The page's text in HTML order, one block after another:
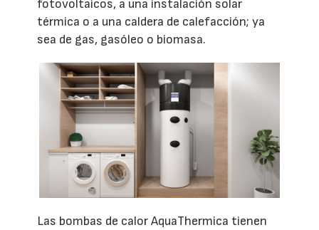
fotovoltaicos, a una instalación solar
térmica o a una caldera de calefacción; ya
sea de gas, gasóleo o biomasa.
Las bombas de calor AquaThermica tienen